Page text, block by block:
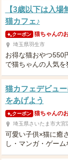
【3歳以下は入
猫カフェ♪
クーポン 猫ちゃんの
埼玉県羽生市
お得な猫おやつ550
で猫ちゃんの人気を
猫カフェデビュ
をあげよう
クーポン 猫ちゃんの
埼玉県さいたま市大宮
可愛い子供×猫に癒
し・マンガ・ゲー